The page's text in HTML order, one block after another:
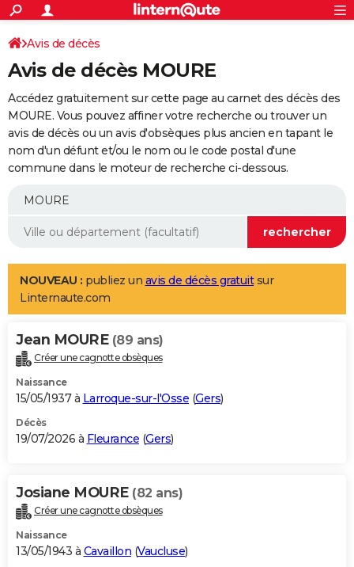
ACTUALITÉS
Politique
Société
Faits Divers
Education
Monde
Villes
+
SPORT
Coupe du monde 2026
Football
Tennis
Cyclisme
Rugby
Forum
Programme TV
TNT
Streaming
Cinéma
Sorties cinéma
Musique
+
FINANCE
Retraite
Epargne
Immobilier
Risques naturels par ville
Banque
Assurance
AUTO
Essais
Réserver un essai
Citadines
Berlines
SUV
Forum auto
+
Mobiles
Meilleur smartphone
Internet
Ordinateurs
Jeux vidéo
Guide high-tech
Aménagement intérieur
LIFESTYLE
Art de vivre
Bien-être
Loisirs
Mode
Modes de vie
Alimentation
Guide de la santé
Maladies
Médicaments
Sommeil
VOYAGE
Destinations
City break
Voyage nature
Voyage de noces
Forum
Climat
+PHOTO
GUIDES D'ACHAT
BONS PLANS
Carte de Noël
Carte Bonne année
Carte Saint-Valentin
Carte Pâques
Carte d'anniversaire
DICTIONNAIRE
Dictionnaire
Biographies
Citations
Expressions
Proverbes
PROGRAMME TV
Avis de décès
Avis de décès MOURE
Accédez gratuitement sur cette page au carnet des décès des
MOURE. Vous pouvez affiner votre recherche ou trouver un
avis de décès ou un avis d'obsèques plus ancien en tapant le
nom d'un défunt et/ou le nom ou le code postal d'une
commune dans le moteur de recherche ci-dessous.
NOUVEAU : publiez un avis de décès gratuitsur
Linternaute.com
Jean MOURE (89 ans)
Créer une cagnotte obsèques
Naissance
15/05/1937 à Larroque-sur-l'Osse (Gers)
Décès
19/07/2026 à Fleurance (Gers)
Josiane MOURE (82 ans)
Créer une cagnotte obsèques
Naissance
13/05/1943 à Cavaillon (Vaucluse)